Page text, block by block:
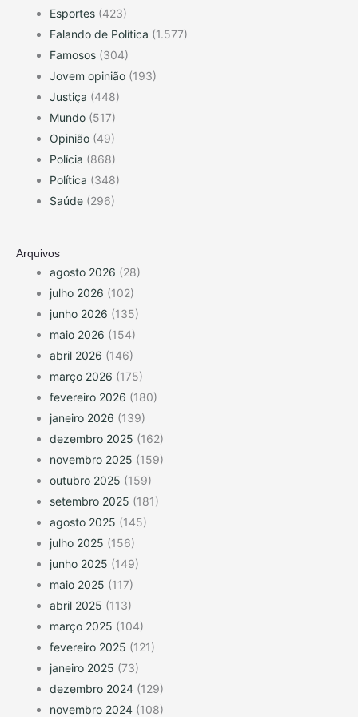
Esportes (423)
Falando de Política (1.577)
Famosos (304)
Jovem opinião (193)
Justiça (448)
Mundo (517)
Opinião (49)
Polícia (868)
Política (348)
Saúde (296)
Arquivos
agosto 2026 (28)
julho 2026 (102)
junho 2026 (135)
maio 2026 (154)
abril 2026 (146)
março 2026 (175)
fevereiro 2026 (180)
janeiro 2026 (139)
dezembro 2025 (162)
novembro 2025 (159)
outubro 2025 (159)
setembro 2025 (181)
agosto 2025 (145)
julho 2025 (156)
junho 2025 (149)
maio 2025 (117)
abril 2025 (113)
março 2025 (104)
fevereiro 2025 (121)
janeiro 2025 (73)
dezembro 2024 (129)
novembro 2024 (108)